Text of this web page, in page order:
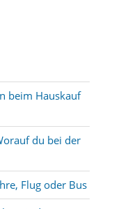
beim Hauskauf
du bei der
Flug oder Bus